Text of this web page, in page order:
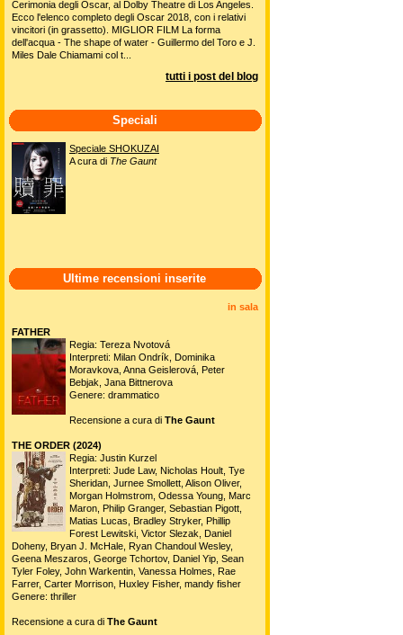
Cerimonia degli Oscar, al Dolby Theatre di Los Angeles.
Ecco l'elenco completo degli Oscar 2018, con i relativi
vincitori (in grassetto). MIGLIOR FILM La forma
dell'acqua - The shape of water - Guillermo del Toro e J.
Miles Dale Chiamami col t...
tutti i post del blog
Speciali
Speciale SHOKUZAI
A cura di The Gaunt
Ultime recensioni inserite
in sala
FATHER
Regia: Tereza Nvotová
Interpreti: Milan Ondrík, Dominika
Moravkova, Anna Geislerová, Peter
Bebjak, Jana Bittnerova
Genere: drammatico
Recensione a cura di The Gaunt
THE ORDER (2024)
Regia: Justin Kurzel
Interpreti: Jude Law, Nicholas Hoult, Tye
Sheridan, Jurnee Smollett, Alison Oliver,
Morgan Holmstrom, Odessa Young, Marc
Maron, Philip Granger, Sebastian Pigott,
Matias Lucas, Bradley Stryker, Phillip
Forest Lewitski, Victor Slezak, Daniel
Doheny, Bryan J. McHale, Ryan Chandoul Wesley,
Geena Meszaros, George Tchortov, Daniel Yip, Sean
Tyler Foley, John Warkentin, Vanessa Holmes, Rae
Farrer, Carter Morrison, Huxley Fisher, mandy fisher
Genere: thriller
Recensione a cura di The Gaunt